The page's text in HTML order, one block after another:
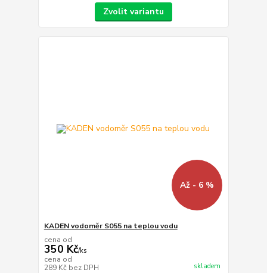
Zvolit variantu
Až - 6 %
KADEN vodoměr S055 na teplou vodu
cena od
350 Kč/ks
cena od
289 Kč bez DPH skladem